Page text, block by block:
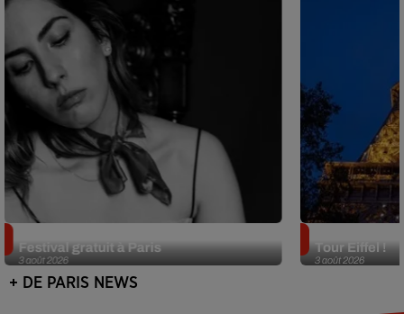
3 août 2026
Festival gratuit à Paris
3 août 2026
Tour Eiffel !
+ DE PARIS NEWS